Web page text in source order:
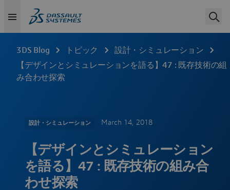
3DS Blog トピック
設計・シミュレーション
【デザインとシミュレーションを語る】47 : 既存技術の組
み合わせ探索
設計・シミュレーション March 14, 2018
【デザインとシミュレーション
を語る】47 : 既存技術の組み合
わせ探索